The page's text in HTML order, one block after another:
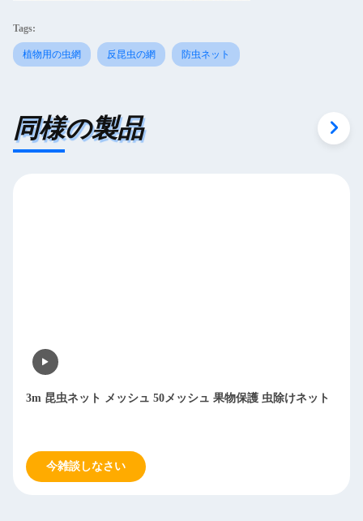
Tags:
植物用の虫網 反昆虫の網 防虫ネット
同様の製品
3m 昆虫ネット メッシュ 50メッシュ 果物保護 虫除けネット
今雑談しなさい